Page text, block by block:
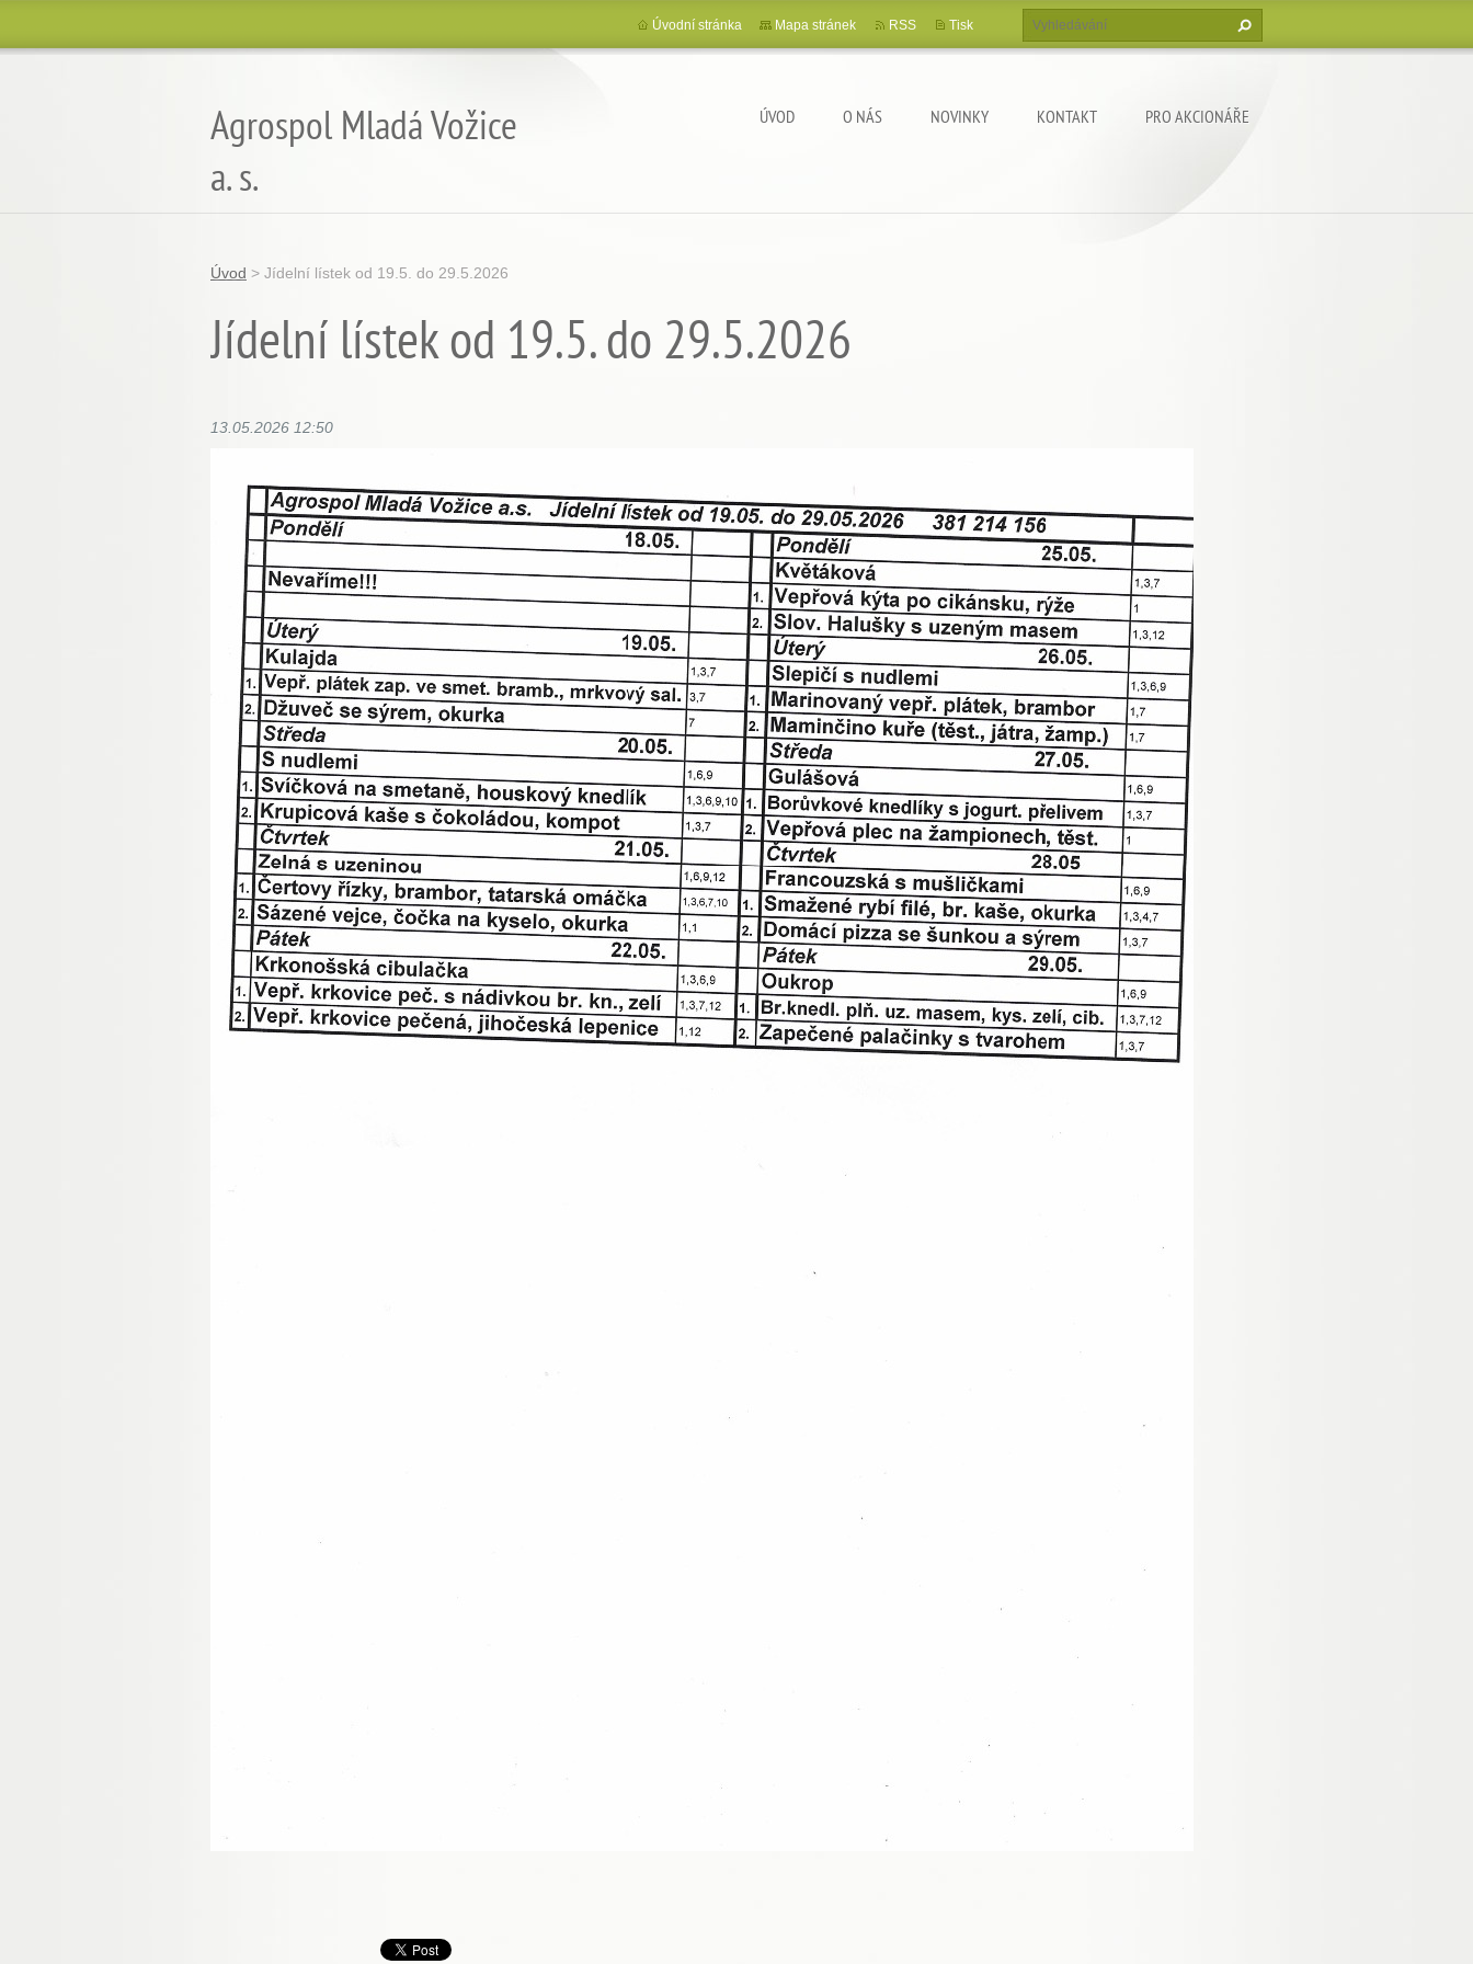
Agrospol Mladá Vožice
a. s.
ÚVOD O NÁS NOVINKY KONTAKT PRO AKCIONÁŘE
Úvodní stránka Mapa stránek RSS Tisk
Úvod > Jídelní lístek od 19.5. do 29.5.2026
Jídelní lístek od 19.5. do 29.5.2026
13.05.2026 12:50